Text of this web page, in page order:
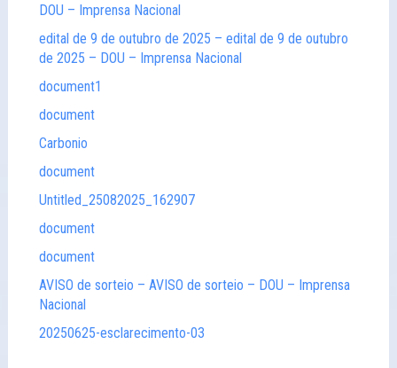
DOU – Imprensa Nacional
edital de 9 de outubro de 2025 – edital de 9 de outubro
de 2025 – DOU – Imprensa Nacional
document1
document
Carbonio
document
Untitled_25082025_162907
document
document
AVISO de sorteio – AVISO de sorteio – DOU – Imprensa
Nacional
20250625-esclarecimento-03